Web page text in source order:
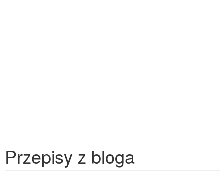
Przepisy z bloga